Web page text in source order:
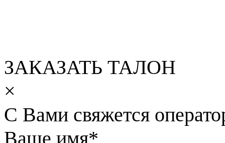
ЗАКАЗАТЬ ТАЛОН
×
С Вами свяжется
Ваше имя*